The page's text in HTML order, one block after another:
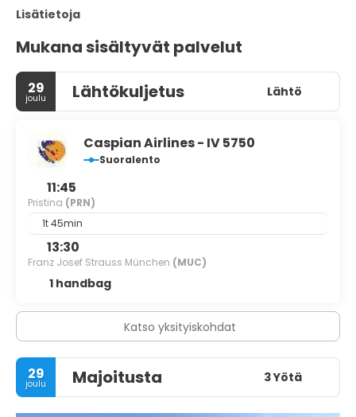
Lisätietoja
Mukana sisältyvät palvelut
29
joulu Lähtökuljetus Lähtö
Caspian Airlines - IV 5750
Suoralento
11:45
Pristina (PRN)
1t 45min
13:30
Franz Josef Strauss München (MUC)
1 handbag
Katso yksityiskohdat
29
joulu Majoitusta 3 Yötä